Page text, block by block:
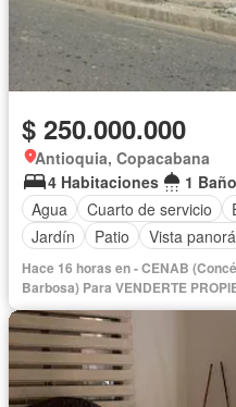
$ 250.000.000
Antioquia, Copacabana
4 Habitaciones
1 Baño
Agua
Cuarto de servicio
Jardín
Patio Vista
Hace 16 horas en - CENAB
Barbosa) Para